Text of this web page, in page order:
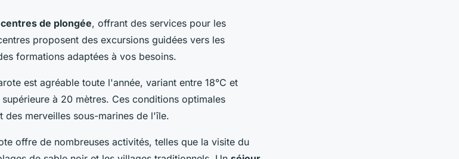
centres de plongée, offrant des services pour les
proposent des excursions guidées vers les
formations adaptées à vos besoins.
est agréable toute l'année, variant entre 18°C et
à 20 mètres. Ces conditions optimales
merveilles sous-marines de l'île.
offre de nombreuses activités, telles que la visite du